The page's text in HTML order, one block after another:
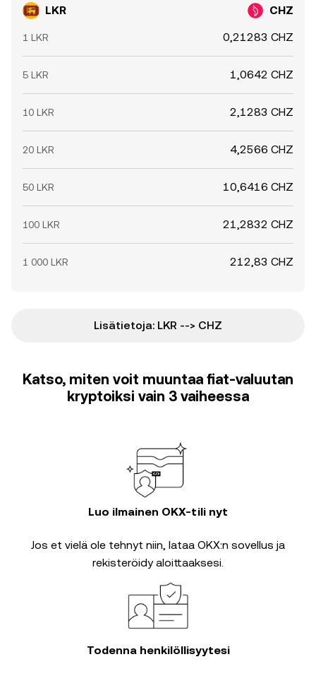
LKR CHZ
1 LKR 0,21283 CHZ
5 LKR 1,0642 CHZ
10 LKR 2,1283 CHZ
20 LKR 4,2566 CHZ
50 LKR 10,6416 CHZ
100 LKR 21,2832 CHZ
1 000 LKR 212,83 CHZ
Lisätietoja: LKR --> CHZ
Katso, miten voit muuntaa fiat-valuutan
kryptoiksi vain 3 vaiheessa
Luo ilmainen OKX-tili nyt
Jos et vielä ole tehnyt niin, lataa OKX:n sovellus ja
rekisteröidy aloittaaksesi.
Todenna henkilöllisyytesi